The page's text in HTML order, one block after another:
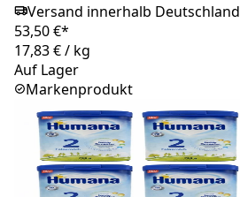
Versand innerhalb
53,50 €*
17,83 €/ kg
Auf Lager
Markenprodukt